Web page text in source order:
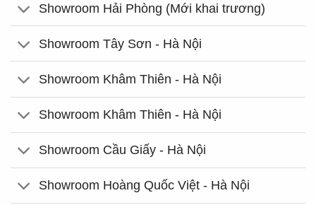
Showroom Hải Phòng (Mới khai trương)
Showroom Tây Sơn - Hà Nội
Showroom Khâm Thiên - Hà Nội
Showroom Khâm Thiên - Hà Nội
Showroom Cầu Giấy - Hà Nội
Showroom Hoàng Quốc Việt - Hà Nội